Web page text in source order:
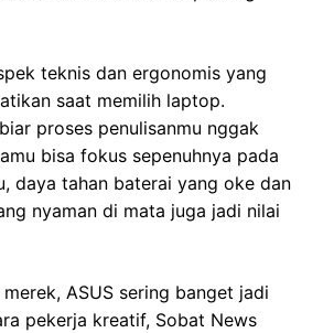
teknis dan ergonomis yang
saat memilih laptop.
proses penulisanmu nggak
bisa fokus sepenuhnya pada
daya tahan baterai yang oke dan
nyaman di mata juga jadi nilai
ASUS sering banget jadi
pekerja kreatif, Sobat News